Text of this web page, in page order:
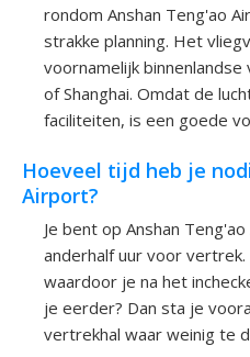
rondom Anshan Teng'ao
strakke planning. Het
voornamelijk
of Shanghai. Omdat de
faciliteiten, is een goede
Hoeveel tijd heb je
Airport?
Je bent op Anshan
anderhalf uur voor
waardoor je na het
je eerder? Dan sta je
vertrekhal waar weinig te